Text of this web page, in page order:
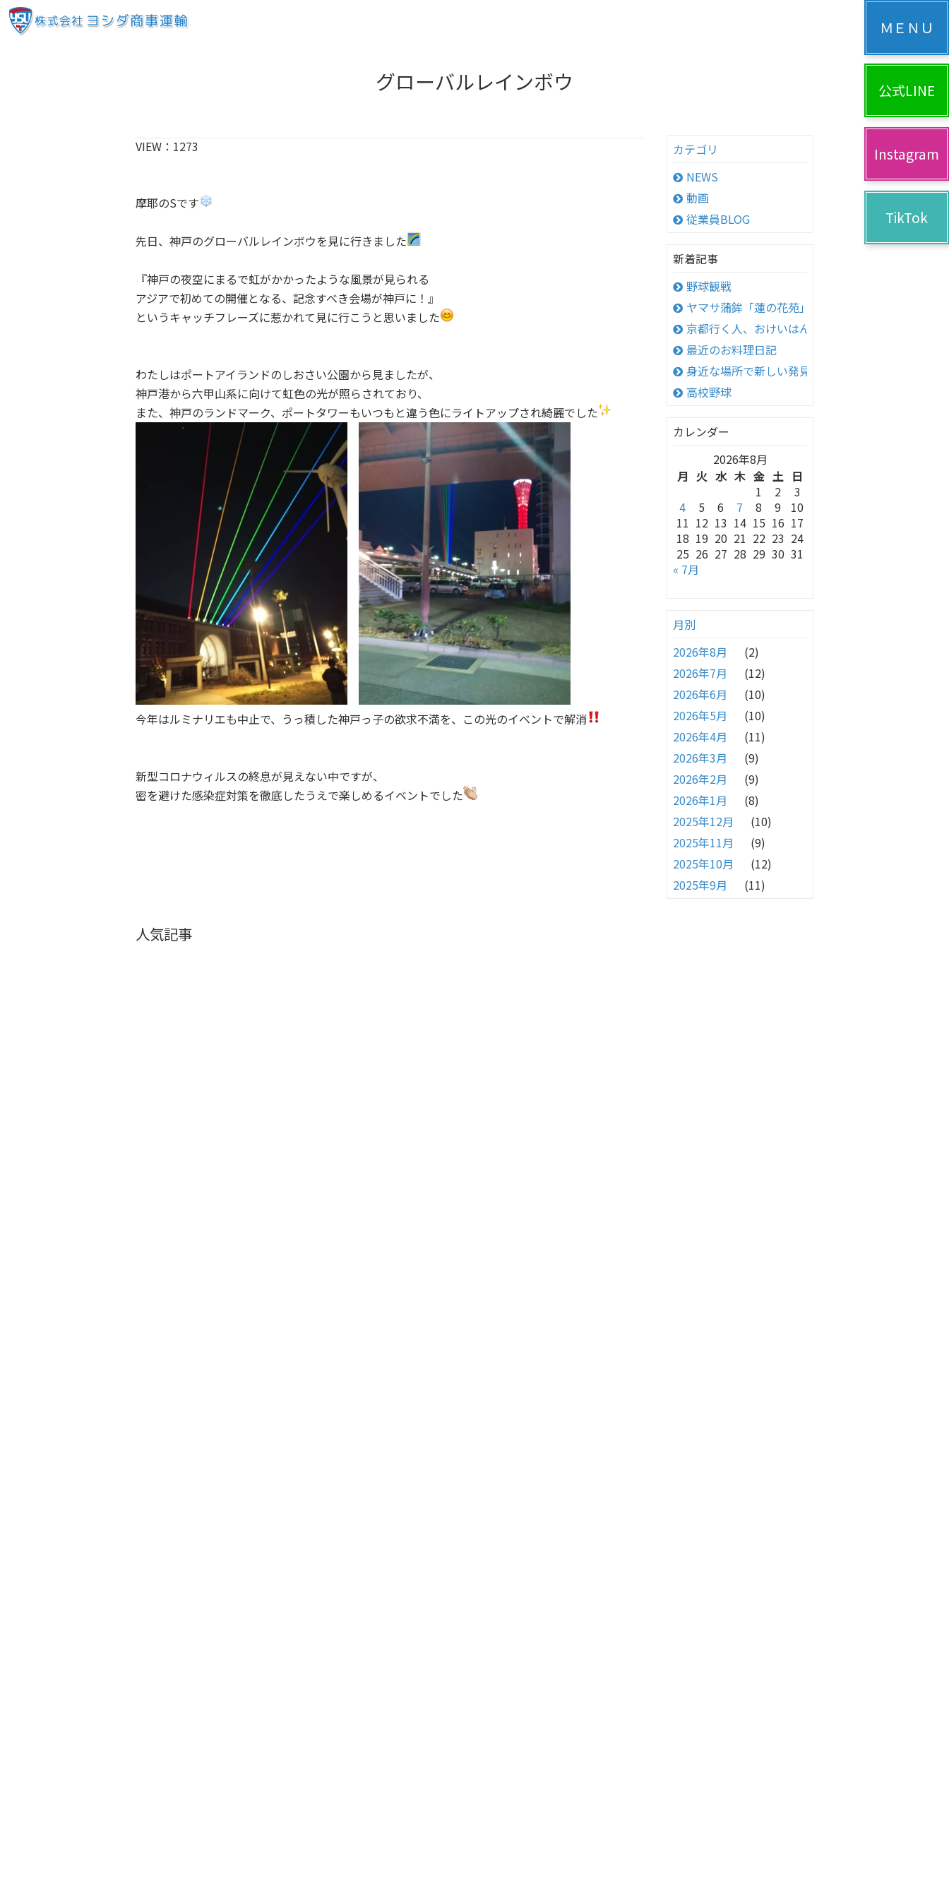
グローバルレインボウ
VIEW： 1273
摩耶のSです
先日、神戸のグローバルレインボウを見に行きました
『神戸の夜空にまるで虹がかかったような風景が見られる
アジアで初めての開催となる、記念すべき会場が神戸に！』
というキャッチフレーズに惹かれて見に行こうと思いました
わたしはポートアイランドのしおさい公園から見ましたが、
神戸港から六甲山系に向けて虹色の光が照らされており、
また、神戸のランドマーク、ポートタワーもいつもと違う色にライトアップされ綺麗でした
今年はルミナリエも中止で、うっ積した神戸っ子の欲求不満を、この光のイベントで解消
新型コロナウィルスの終息が見えない中ですが、
密を避けた感染症対策を徹底したうえで楽しめるイベントでした
人気記事
カテゴリ
NEWS
動画
従業員BLOG
新着記事
野球観戦
ヤマサ蒲鉾「蓮の花苑」へ
京都行く人、おけいはん
最近のお料理日記
身近な場所で新しい発見！
高校野球
カレンダー
2026年8月
月 火 水 木 金 土 日
1
2
3
4
5 6 7 8 9
10
11 12 13 14 15 16 17
18 19 20 21 22 23 24
25 26 27 28 29 30 31
« 7月
月別
2026年8月
(2)
2026年7月
(12)
2026年6月
(10)
2026年5月
(10)
2026年4月
(11)
2026年3月
(9)
2026年2月
(9)
2026年1月
(8)
2025年12月
(10)
2025年11月
(9)
2025年10月
(12)
2025年9月
(11)
公式LINE
Instagram
TikTok